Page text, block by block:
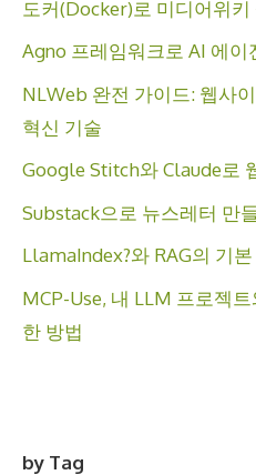
도커(Docker)로 미디어위키
Agno 프레임워크로 AI 에이
NLWeb 완전 가이드: 웹사
혁신 기술
Google Stitch와 Claude로
Substack으로 뉴스레터 만
LlamaIndex?와 RAG의 기본
MCP-Use, 내 LLM 프로젝
한 방법
by Tag